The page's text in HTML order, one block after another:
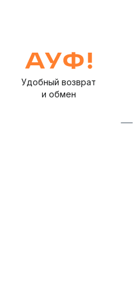
Удобный возврат
и обмен